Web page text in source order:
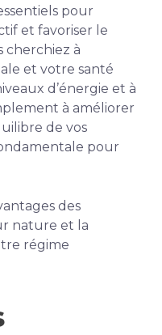
pour
et favoriser le
cherchiez à
et votre santé
d’énergie et à
à améliorer
de vos
pour
des
nature et la
régime